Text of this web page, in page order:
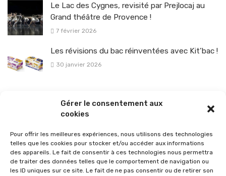
Gérer le consentement aux
cookies
Pour offrir les meilleures expériences, nous utilisons des technologies
telles que les cookies pour stocker et/ou accéder aux informations
des appareils. Le fait de consentir à ces technologies nous permettra
de traiter des données telles que le comportement de navigation ou
les ID uniques sur ce site. Le fait de ne pas consentir ou de retirer son
Le Lac des Cygnes, revisité par Prejlocaj au
Grand théâtre de Provence !
7 février 2026
Les révisions du bac réinventées avec Kit’bac !
30 janvier 2026